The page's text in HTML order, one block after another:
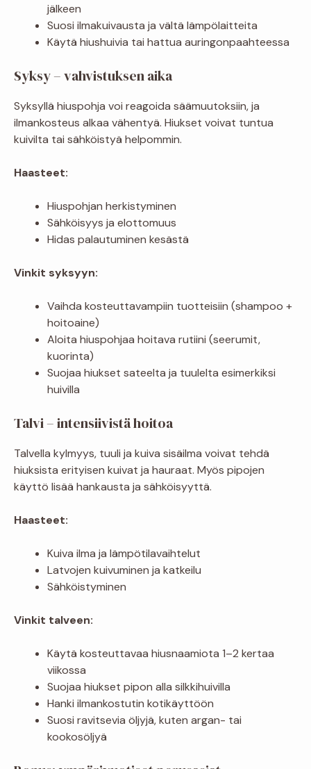
jälkeen
Suosi ilmakuivausta ja vältä lämpölaitteita
Käytä hiushuivia tai hattua auringonpaahteessa
Syksy – vahvistuksen aika
Syksyllä hiuspohja voi reagoida säämuutoksiin, ja
ilmankosteus alkaa vähentyä. Hiukset voivat tuntua
kuivilta tai sähköistyä helpommin.
Haasteet:
Hiuspohjan herkistyminen
Sähköisyys ja elottomuus
Hidas palautuminen kesästä
Vinkit syksyyn:
Vaihda kosteuttavampiin tuotteisiin (shampoo +
hoitoaine)
Aloita hiuspohjaa hoitava rutiini (seerumit,
kuorinta)
Suojaa hiukset sateelta ja tuulelta esimerkiksi
huivilla
Talvi – intensiivistä hoitoa
Talvella kylmyys, tuuli ja kuiva sisäilma voivat tehdä
hiuksista erityisen kuivat ja hauraat. Myös pipojen
käyttö lisää hankausta ja sähköisyyttä.
Haasteet:
Kuiva ilma ja lämpötilavaihtelut
Latvojen kuivuminen ja katkeilu
Sähköistyminen
Vinkit talveen:
Käytä kosteuttavaa hiusnaamiota 1–2 kertaa
viikossa
Suojaa hiukset pipon alla silkkihuivilla
Hanki ilmankostutin kotikäyttöön
Suosi ravitsevia öljyjä, kuten argan- tai
kookosöljyä